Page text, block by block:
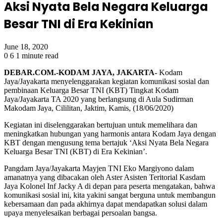
Aksi Nyata Bela Negara Keluarga
Besar TNI di Era Kekinian
June 18, 2020
0 6 1 minute read
DEBAR.COM.-KODAM JAYA, JAKARTA- Kodam
Jaya/Jayakarta menyelenggarakan kegiatan komunikasi sosial dan
pembinaan Keluarga Besar TNI (KBT) Tingkat Kodam
Jaya/Jayakarta TA 2020 yang berlangsung di Aula Sudirman
Makodam Jaya, Cililitan, Jaktim, Kamis, (18/06/2020)
Kegiatan ini diselenggarakan bertujuan untuk memelihara dan
meningkatkan hubungan yang harmonis antara Kodam Jaya dengan
KBT dengan mengusung tema bertajuk ‘Aksi Nyata Bela Negara
Keluarga Besar TNI (KBT) di Era Kekinian’.
Pangdam Jaya/Jayakarta Mayjen TNI Eko Margiyono dalam
amanatnya yang dibacakan oleh Aster Asisten Teritorial Kasdam
Jaya Kolonel Inf Jacky A di depan para peserta mengatakan, bahwa
komunikasi sosial ini, kita yakini sangat berguna untuk membangun
kebersamaan dan pada akhirnya dapat mendapatkan solusi dalam
upaya menyelesaikan berbagai persoalan bangsa.